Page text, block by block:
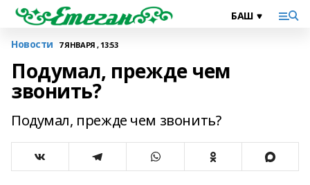
Новости 7 ЯНВАРЯ , 13:53
Подумал, прежде чем
звонить?
Подумал, прежде чем звонить?